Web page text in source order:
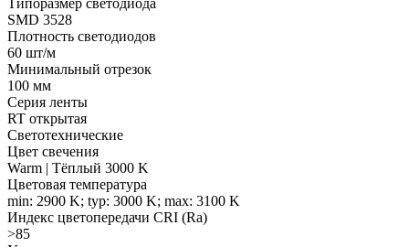
Типоразмер светодиода
SMD 3528
Плотность светодиодов
60 шт/м
Минимальный отрезок
100 мм
Серия ленты
RT открытая
Светотехнические
Цвет свечения
Warm | Тёплый 3000 K
Цветовая температура
min: 2900 K; typ: 3000 K; max: 3100 K
Индекс цветопередачи CRI (Ra)
>85